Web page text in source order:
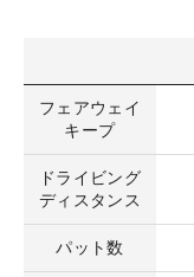
フェアウェイ
キープ
ドライビング
ディスタンス
パット数